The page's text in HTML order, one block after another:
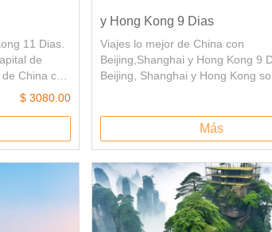
11 Dias.
de
China con
Shanghai y
$ 3080.00
y Hong Kong 9 Dias
Viajes lo mejor de China con
Beijing,Shanghai y Hong Kong 9
Beijing, Shanghai y Hong Kong
China, la ciudad más cosmopolita
y el mayor puerto comercial del
desarrollo de China.
Más